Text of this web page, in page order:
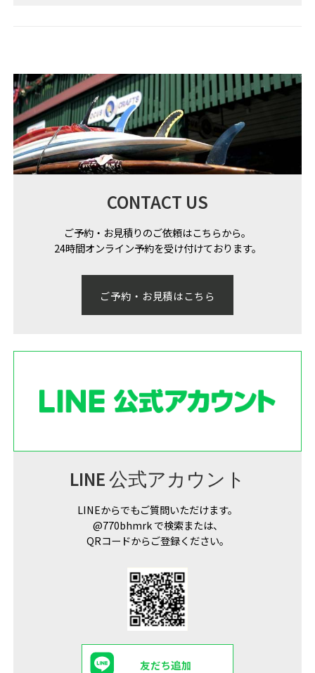
CONTACT US
ご予約・お見積りのご依頼はこちらから。
24時間オンライン予約を受け付けております。
ご予約・お見積はこちら
LINE 公式アカウント
LINEからでもご質問いただけます。
@770bhmrk で検索または、
QRコードからご登録ください。
友だち追加